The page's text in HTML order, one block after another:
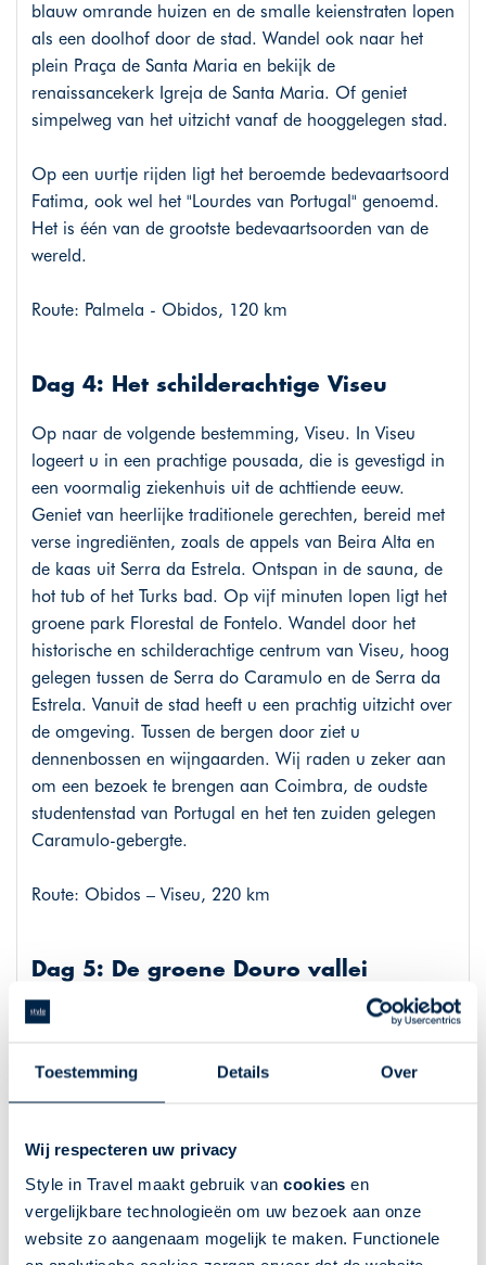
Toestemming Details Over
Wij respecteren uw privacy
Style in Travel maakt gebruik van cookies en
vergelijkbare technologieën om uw bezoek aan onze
website zo aangenaam mogelijk te maken. Functionele
blauw omrande huizen en de smalle keienstraten lopen
als een doolhof door de stad. Wandel ook naar het
plein Praça de Santa Maria en bekijk de
renaissancekerk Igreja de Santa Maria. Of geniet
simpelweg van het uitzicht vanaf de hooggelegen stad.
Op een uurtje rijden ligt het beroemde bedevaartsoord
Fatima, ook wel het "Lourdes van Portugal" genoemd.
Het is één van de grootste bedevaartsoorden van de
wereld.
Route: Palmela - Obidos, 120 km
Dag 4: Het schilderachtige Viseu
Op naar de volgende bestemming, Viseu. In Viseu
logeert u in een prachtige pousada, die is gevestigd in
een voormalig ziekenhuis uit de achttiende eeuw.
Geniet van heerlijke traditionele gerechten, bereid met
verse ingrediënten, zoals de appels van Beira Alta en
de kaas uit Serra da Estrela. Ontspan in de sauna, de
hot tub of het Turks bad. Op vijf minuten lopen ligt het
groene park Florestal de Fontelo. Wandel door het
historische en schilderachtige centrum van Viseu, hoog
gelegen tussen de Serra do Caramulo en de Serra da
Estrela. Vanuit de stad heeft u een prachtig uitzicht over
de omgeving. Tussen de bergen door ziet u
dennenbossen en wijngaarden. Wij raden u zeker aan
om een bezoek te brengen aan Coimbra, de oudste
studentenstad van Portugal en het ten zuiden gelegen
Caramulo-gebergte.
Route: Obidos – Viseu, 220 km
Dag 5: De groene Douro vallei
De Douro vallei is betoverend mooi door het prachtige
wijngaarden. In het noorden van Portugal vindt u de
nog de traditionele Portugese manier van leven. Hier
Geniet van de rust en ruimte, de luxe, de lokale keuken
en vooral de heerlijke regionale wijnen.. Vergeet u niet
een van de vele wijnhuizen te bezoeken. Bezoek